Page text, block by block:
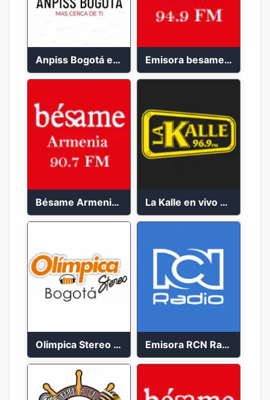
Anpiss Bogotá emisora 2023 Emisora besame medellín 2023
Bésame Armenia en vivo 2023 La Kalle en vivo 2023
Olimpica Stereo Bogotá 105.9 FM Vibrante Emisora RCN Radio 93.9 FM Bogotá